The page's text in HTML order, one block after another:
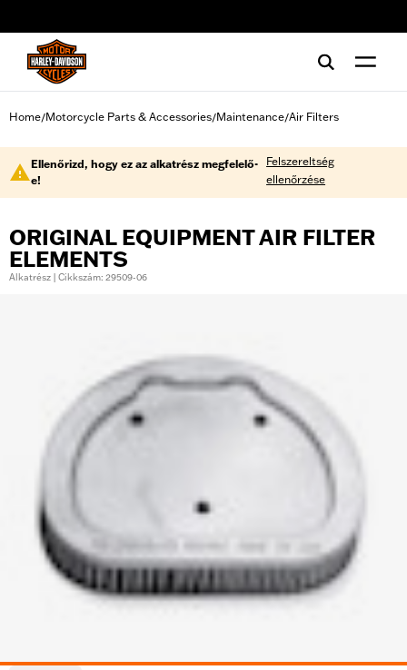
Home/Motorcycle Parts & Accessories/Maintenance/Air Filters
Ellenőrizd, hogy ez az alkatrész megfelelő-
e!
Felszereltség
ellenőrzése
ORIGINAL EQUIPMENT AIR FILTER
ELEMENTS
Alkatrész | Cikkszám: 29509-06